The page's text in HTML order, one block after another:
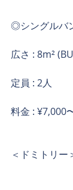
◎シングルバ
広さ : 8m²
定員 : 2人
料金 : ¥7,000
＜ドミトリー